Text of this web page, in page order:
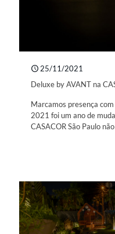
25/11/2021
Deluxe by AVANT na
Marcamos presença
2021 foi um ano de
CASACOR São Paulo